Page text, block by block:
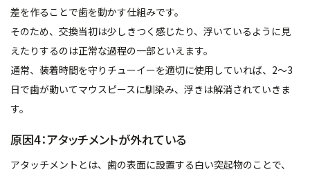
差を作ることで歯を動かす仕組みです。
そのため、交換当初は少しきつく感じたり、浮いているように見
えたりするのは正常な過程の一部といえます。
通常、装着時間を守りチューイーを適切に使用していれば、2〜3
日で歯が動いてマウスピースに馴染み、浮きは解消されていきま
す。
原因4：アタッチメントが外れている
アタッチメントとは、歯の表面に設置する白い突起物のことで、